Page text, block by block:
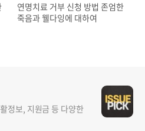
연명치료 거부 신청 방법 존엄한
죽음과 웰다잉에 대하여
정보, 지원금 등 다양한